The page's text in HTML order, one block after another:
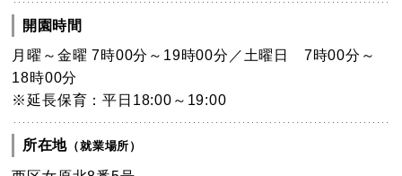
開園時間
月曜～金曜 7時00分～19時00分／土曜日 7時00分～
18時00分
※延長保育：平日18:00～19:00
所在地 （就業場所）